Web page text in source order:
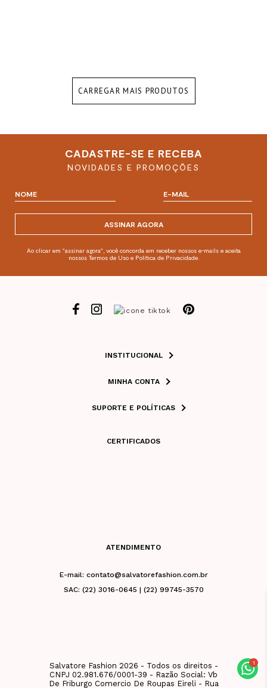
CARREGAR MAIS PRODUTOS
CADASTRE-SE E RECEBA
NOVIDADES E PROMOÇÕES
ASSINAR AGORA
Ao clicar em "assinar agora", você concorda em receber nossos e-mails e aceita
nossos Termos de Uso e Política de Privacidade.
INSTITUCIONAL
MINHA CONTA
SUPORTE E POLÍTICAS
CERTIFICADOS
ATENDIMENTO
E-mail: contato@salvatorefashion.com.br
SAC: (22) 3016-0645 | (22) 99745-3570
Salvatore Fashion 2026 - Todos os direitos -
CNPJ 02.981.676/0001-39 - Razão Social: Vb
De Friburgo Comercio De Roupas Eireli - Rua